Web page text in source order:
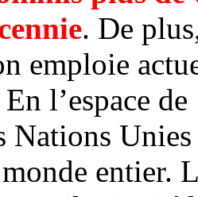
. De
emploie
En l’espace
Nations
entier.